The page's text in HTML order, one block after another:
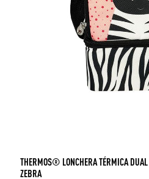
THERMOS® LONCHERA TÉRMICA DUAL
ZEBRA